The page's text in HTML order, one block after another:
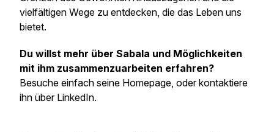
vielfältigen Wege zu entdecken, die das Leben uns
bietet.
Du willst mehr über Sabala und Möglichkeiten
mit ihm zusammenzuarbeiten erfahren?
Besuche einfach seine Homepage, oder kontaktiere
ihn über LinkedIn.